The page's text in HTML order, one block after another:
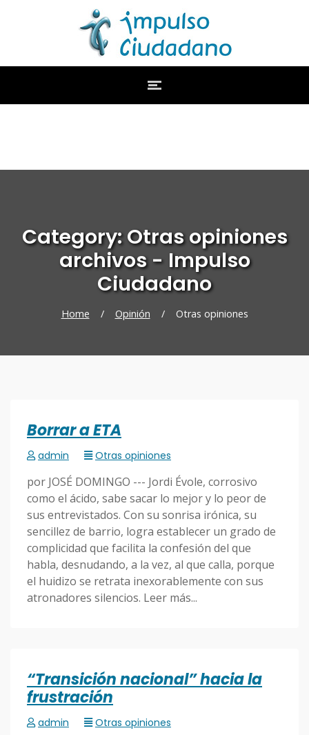
Category: Otras opiniones
archivos - Impulso
Ciudadano
Home / Opinión / Otras opiniones
Borrar a ETA
admin Otras opiniones
por JOSÉ DOMINGO --- Jordi Évole, corrosivo
como el ácido, sabe sacar lo mejor y lo peor de
sus entrevistados. Con su sonrisa irónica, su
sencillez de barrio, logra establecer un grado de
complicidad que facilita la confesión del que
habla, desnudando, a la vez, al que calla, porque
el huidizo se retrata inexorablemente con sus
atronadores silencios. Leer más...
“Transición nacional” hacia la
frustración
admin Otras opiniones